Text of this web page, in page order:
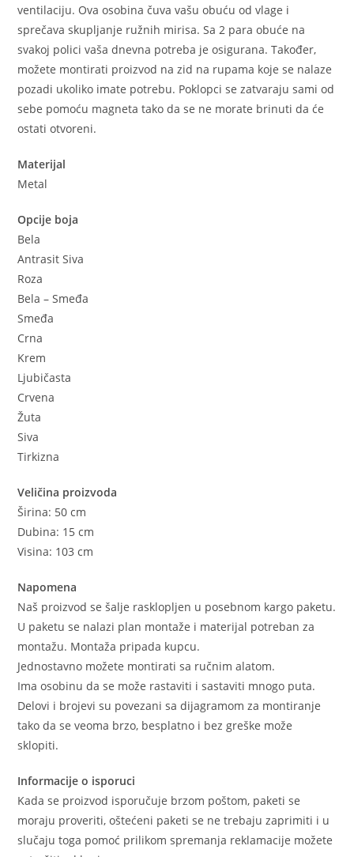
ventilaciju. Ova osobina čuva vašu obuću od vlage i
sprečava skupljanje ružnih mirisa. Sa 2 para obuće na
svakoj polici vaša dnevna potreba je osigurana. Također,
možete montirati proizvod na zid na rupama koje se nalaze
pozadi ukoliko imate potrebu. Poklopci se zatvaraju sami od
sebe pomoću magneta tako da se ne morate brinuti da će
ostati otvoreni.
Materijal
Metal
Opcije boja
Bela
Antrasit Siva
Roza
Bela – Smeđa
Smeđa
Crna
Krem
Ljubičasta
Crvena
Žuta
Siva
Tirkizna
Veličina proizvoda
Širina: 50 cm
Dubina: 15 cm
Visina: 103 cm
Napomena
Naš proizvod se šalje rasklopljen u posebnom kargo paketu.
U paketu se nalazi plan montaže i materijal potreban za
montažu. Montaža pripada kupcu.
Jednostavno možete montirati sa ručnim alatom.
Ima osobinu da se može rastaviti i sastaviti mnogo puta.
Delovi i brojevi su povezani sa dijagramom za montiranje
tako da se veoma brzo, besplatno i bez greške može
sklopiti.
Informacije o isporuci
Kada se proizvod isporučuje brzom poštom, paketi se
moraju proveriti, oštećeni paketi se ne trebaju zaprimiti i u
slučaju toga pomoć prilikom spremanja reklamacije možete